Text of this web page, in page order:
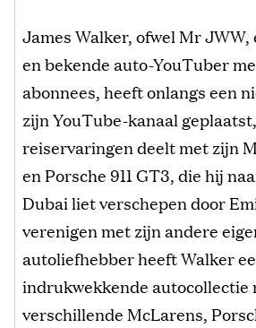
James Walker, ofwel Mr
en bekende auto-YouTuber
abonnees, heeft onlangs een
zijn YouTube-kanaal
reiservaringen deelt met zijn
en Porsche 911 GT3, die hij
Dubai liet verschepen door
verenigen met zijn andere
autoliefhebber heeft Walker
indrukwekkende autocollectie
verschillende McLarens,